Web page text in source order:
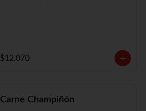
$12.070
Carne Champiñón